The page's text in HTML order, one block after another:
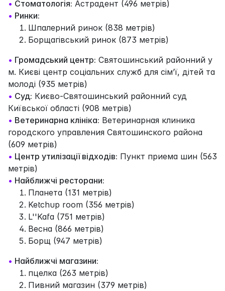
• Стоматологія: Астрадент (496 метрів)
• Ринки:
Шпалерний ринок (838 метрів)
Борщагівський ринок (873 метрів)
• Громадський центр: Святошинський районний у
м. Києві центр соціальних служб для сім’ї, дітей та
молоді (935 метрів)
• Суд: Києво-Святошинський районний суд
Київської області (908 метрів)
• Ветеринарна клініка: Ветеринарная клиника
городского управления Святошинского района
(609 метрів)
• Центр утилізації відходів: Пункт приема шин (563
метрів)
• Найближчі ресторани:
Планета (131 метрів)
Ketchup room (356 метрів)
L''Kafa (751 метрів)
Весна (866 метрів)
Борщ (947 метрів)
• Найближчі магазини:
пцелка (263 метрів)
Пивний магазин (379 метрів)